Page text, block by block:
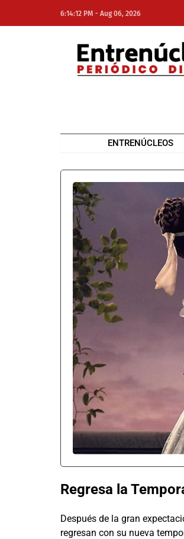
6:14:12 PM - Aug 06, 2026
ENTRENÚCLEOS
Regresa la
Después de la gran
regresan con su nueva